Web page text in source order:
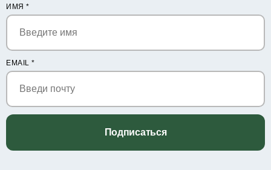
ИМЯ *
EMAIL *
Подписаться